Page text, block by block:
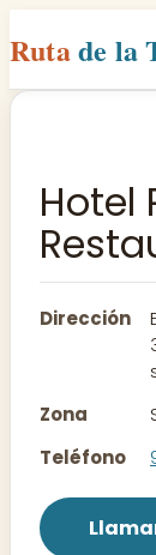
Rutade la
Hotel
Dirección
Zona
Teléfono